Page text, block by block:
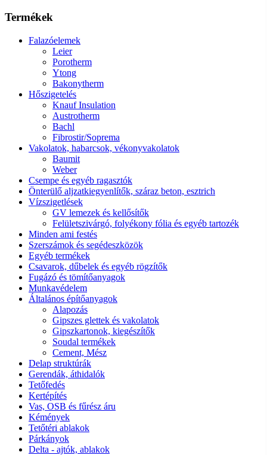
Termékek
Falazóelemek
Leier
Porotherm
Ytong
Bakonytherm
Hőszigetelés
Knauf Insulation
Austrotherm
Bachl
Fibrostir/Soprema
Vakolatok, habarcsok, vékonyvakolatok
Baumit
Weber
Csempe és egyéb ragasztók
Önterülő aljzatkiegyenlítők, száraz beton, esztrich
Vízszigetlések
GV lemezek és kellősítők
Felületszivárgó, folyékony fólia és egyéb tartozék
Minden ami festés
Szerszámok és segédeszközök
Egyéb termékek
Csavarok, dűbelek és egyéb rögzítők
Fugázó és tömítőanyagok
Munkavédelem
Általános építőanyagok
Alapozás
Gipszes glettek és vakolatok
Gipszkartonok, kiegészítők
Soudal termékek
Cement, Mész
Delap struktúrák
Gerendák, áthidalók
Tetőfedés
Kertépítés
Vas, OSB és fűrész áru
Kémények
Tetőtéri ablakok
Párkányok
Delta - ajtók, ablakok